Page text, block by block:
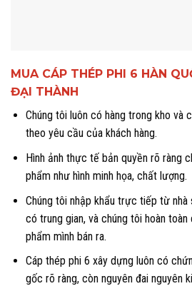
MUA CÁP THÉP PHI 6 HÀN
ĐẠI THÀNH
Chúng tôi luôn có hàng trong kho và
theo yêu cầu của khách hàng.
Hình ảnh thực tế bản quyền rõ ràng
phẩm như hình minh họa, chất lượng.
Chúng tôi nhập khẩu trực tiếp từ nhà
có trung gian, và chúng tôi hoàn
phẩm mình bán ra.
Cáp thép phi 6 xây dựng luôn có
gốc rõ ràng, còn nguyên đai nguyên